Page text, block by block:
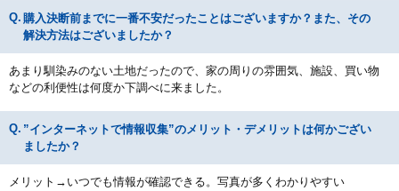
購入決断前までに一番不安だったことはございますか？また、その
解決方法はございましたか？
あまり馴染みのない土地だったので、家の周りの雰囲気、施設、買い物
などの利便性は何度か下調べに来ました。
”インターネットで情報収集”のメリット・デメリットは何かござい
ましたか？
メリット→いつでも情報が確認できる。写真が多くわかりやすい